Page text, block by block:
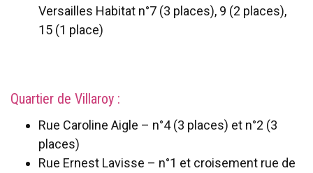
Versailles Habitat n°7 (3 places), 9 (2 places),
15 (1 place)
Quartier de Villaroy :
Rue Caroline Aigle – n°4 (3 places) et n°2 (3
places)
Rue Ernest Lavisse – n°1 et croisement rue de